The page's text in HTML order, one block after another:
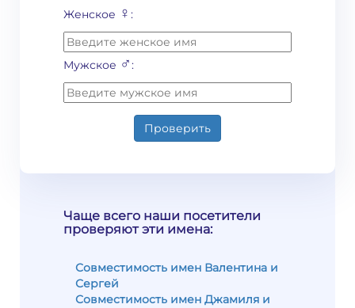
Женское ♀ :
Мужское ♂:
Проверить
Чаще всего наши посетители
проверяют эти имена:
Совместимость имен Валентина и
Сергей
Совместимость имен Джамиля и